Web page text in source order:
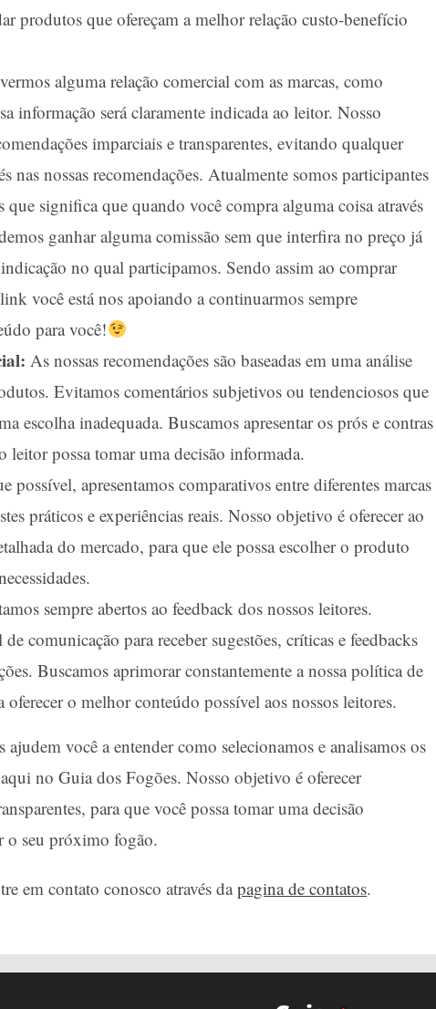
produtos que ofereçam a melhor relação custo-benefício
alguma relação comercial com as marcas, como
informação será claramente indicada ao leitor. Nosso
imparciais e transparentes, evitando qualquer
nas nossas recomendações. Atualmente somos participantes
que significa que quando você compra alguma coisa através
ganhar alguma comissão sem que interfira no preço já
no qual participamos. Sendo assim ao comprar
você está nos apoiando a continuarmos sempre
para você!
As nossas recomendações são baseadas em uma análise
Evitamos comentários subjetivos ou tendenciosos que
escolha inadequada. Buscamos apresentar os prós e contras
leitor possa tomar uma decisão informada.
possível, apresentamos comparativos entre diferentes marcas
práticos e experiências reais. Nosso objetivo é oferecer ao
do mercado, para que ele possa escolher o produto
sempre abertos ao feedback dos nossos leitores.
comunicação para receber sugestões, críticas e feedbacks
Buscamos aprimorar constantemente a nossa política de
o melhor conteúdo possível aos nossos leitores.
ajudem você a entender como selecionamos e analisamos os
no Guia dos Fogões. Nosso objetivo é oferecer
para que você possa tomar uma decisão
o seu próximo fogão.
em contato conosco através dapagina de contatos.